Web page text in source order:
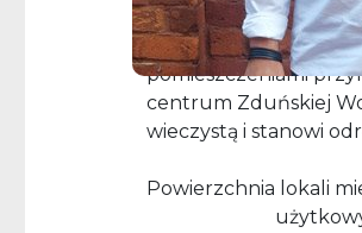
Na sprzedaż lokale
pomieszczeniami
centrum Zduńskiej
wieczystą i stanowi
Powierzchnia lokali
użytkowych :